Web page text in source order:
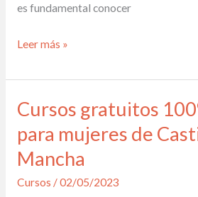
es fundamental conocer
Leer más »
Cursos gratuitos
para mujeres de
Mancha
Cursos /02/05/2023
Cursos
100%
online
para